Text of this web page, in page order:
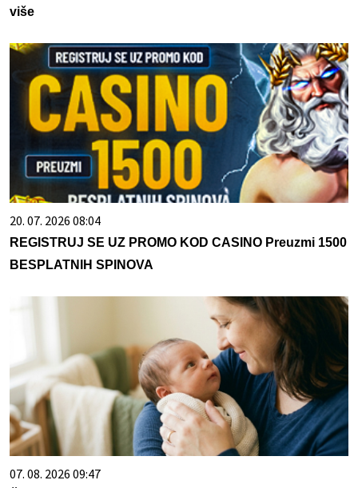
više
20. 07. 2026 08:04
REGISTRUJ SE UZ PROMO KOD CASINO Preuzmi 1500
BESPLATNIH SPINOVA
07. 08. 2026 09:47